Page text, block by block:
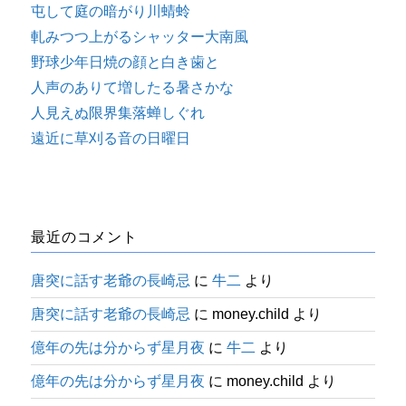
屯して庭の暗がり川蜻蛉
軋みつつ上がるシャッター大南風
野球少年日焼の顔と白き歯と
人声のありて増したる暑さかな
人見えぬ限界集落蝉しぐれ
遠近に草刈る音の日曜日
最近のコメント
唐突に話す老爺の長崎忌 に牛二 より
唐突に話す老爺の長崎忌 に money.child より
億年の先は分からず星月夜 に牛二 より
億年の先は分からず星月夜 に money.child より